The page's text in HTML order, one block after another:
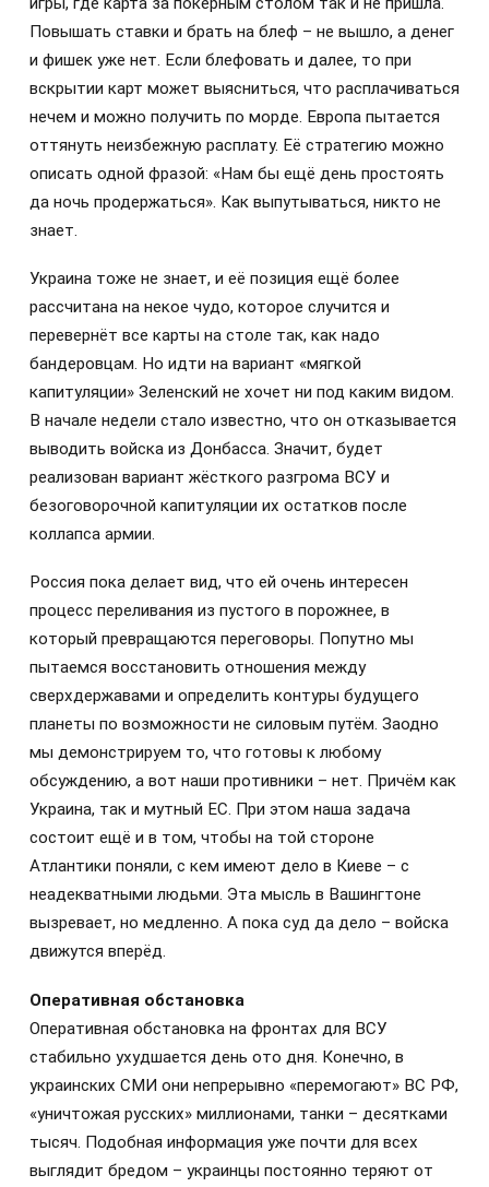
Повышать ставки и брать на блеф – не вышло, а денег
и фишек уже нет. Если блефовать и далее, то при
вскрытии карт может выясниться, что расплачиваться
нечем и можно получить по морде. Европа пытается
оттянуть неизбежную расплату. Её стратегию можно
описать одной фразой: «Нам бы ещё день простоять
да ночь продержаться». Как выпутываться, никто не
знает.
Украина тоже не знает, и её позиция ещё более
рассчитана на некое чудо, которое случится и
перевернёт все карты на столе так, как надо
бандеровцам. Но идти на вариант «мягкой
капитуляции» Зеленский не хочет ни под каким видом.
В начале недели стало известно, что он отказывается
выводить войска из Донбасса. Значит, будет
реализован вариант жёсткого разгрома ВСУ и
безоговорочной капитуляции их остатков после
коллапса армии.
Россия пока делает вид, что ей очень интересен
процесс переливания из пустого в порожнее, в
который превращаются переговоры. Попутно мы
пытаемся восстановить отношения между
сверхдержавами и определить контуры будущего
планеты по возможности не силовым путём. Заодно
мы демонстрируем то, что готовы к любому
обсуждению, а вот наши противники – нет. Причём как
Украина, так и мутный ЕС. При этом наша задача
состоит ещё и в том, чтобы на той стороне
Атлантики поняли, с кем имеют дело в Киеве – с
неадекватными людьми. Эта мысль в Вашингтоне
вызревает, но медленно. А пока суд да дело – войска
движутся вперёд.
Оперативная обстановка
Оперативная обстановка на фронтах для ВСУ
стабильно ухудшается день ото дня. Конечно, в
украинских СМИ они непрерывно «перемогают» ВС РФ,
«уничтожая русских» миллионами, танки – десятками
тысяч. Подобная информация уже почти для всех
выглядит бредом – украинцы постоянно теряют от